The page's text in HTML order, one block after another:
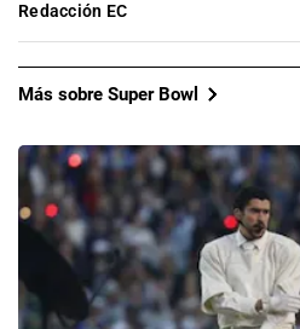
Redacción EC
Más sobre Super Bowl